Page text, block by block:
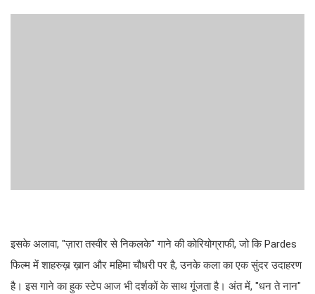
इसके अलावा, "ज़ारा तस्वीर से निकलके" गाने की कोरियोग्राफी, जो कि Pardes
फिल्म में शाहरुख़ ख़ान और महिमा चौधरी पर है, उनके कला का एक सुंदर उदाहरण
है। इस गाने का हुक स्टेप आज भी दर्शकों के साथ गूंजता है। अंत में, "धन ते नान"